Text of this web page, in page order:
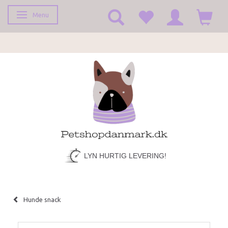
Skifte navigation
Menu
LYN HURTIG LEVERING!
Hunde snack